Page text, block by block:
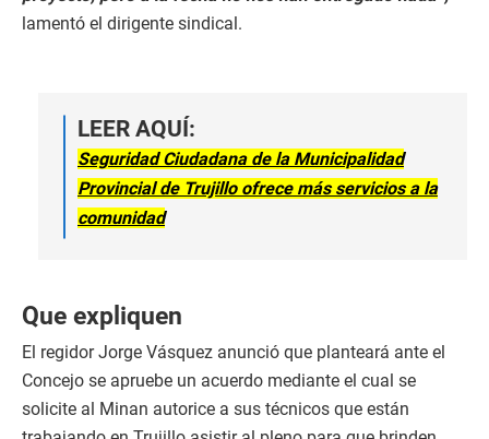
lamentó el dirigente sindical.
LEER AQUÍ:
Seguridad Ciudadana de la Municipalidad
Provincial de Trujillo ofrece más servicios a la
comunidad
Que expliquen
El regidor Jorge Vásquez anunció que planteará ante el
Concejo se apruebe un acuerdo mediante el cual se
solicite al Minan autorice a sus técnicos que están